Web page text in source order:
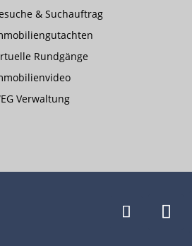
& Suchauftrag
Rundgänge
Verwaltung